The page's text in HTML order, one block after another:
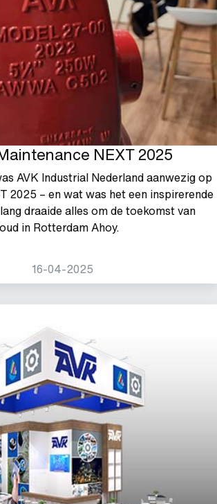
NEXT 2025
AVK Industrial Nederland aanwezig op
2025 – en wat was het een inspirerende
draaide alles om de toekomst van
in Rotterdam Ahoy.
16-04-2025